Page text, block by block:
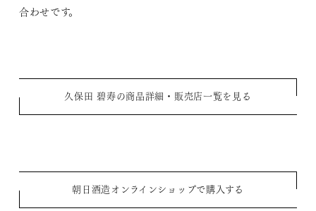
合わせです。
久保田 碧寿の商品詳細・販売店一覧を見る
朝日酒造オンラインショップで購入する